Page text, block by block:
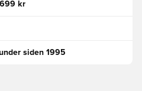
kr
siden 1995